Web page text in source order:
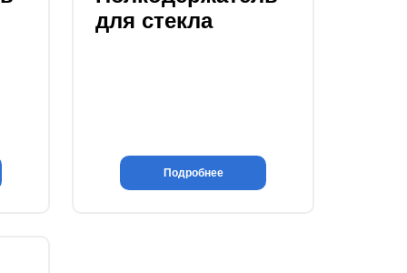
Полкодержатель
для стекла
Подробнее